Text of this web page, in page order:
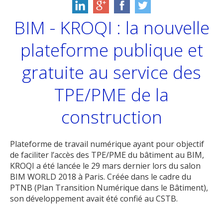
BIM - KROQI : la nouvelle
plateforme publique et
gratuite au service des
TPE/PME de la
construction
Plateforme de travail numérique ayant pour objectif
de faciliter l’accès des TPE/PME du bâtiment au BIM,
KROQI a été lancée le 29 mars dernier lors du salon
BIM WORLD 2018 à Paris. Créée dans le cadre du
PTNB (Plan Transition Numérique dans le Bâtiment),
son développement avait été confié au CSTB.